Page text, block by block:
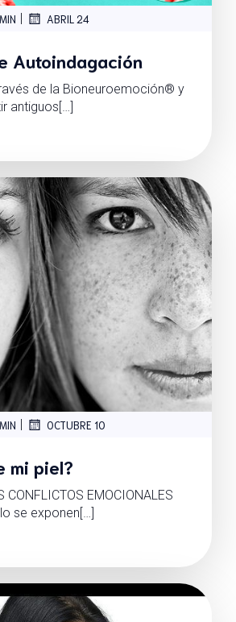
| ABRIL 24
Autoindagación
de la Bioneuroemoción® y
antiguos[…]
| OCTUBRE 10
mi piel?
CONFLICTOS EMOCIONALES
se exponen[…]